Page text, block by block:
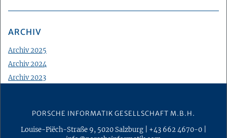
ARCHIV
Archiv 2025
Archiv 2024
Archiv 2023
Archiv 2020
Archiv 2019
PORSCHE INFORMATIK GESELLSCHAFT M.B.H.
Louise-Piëch-Straße 9, 5020Salzburg +43 662 4670-0